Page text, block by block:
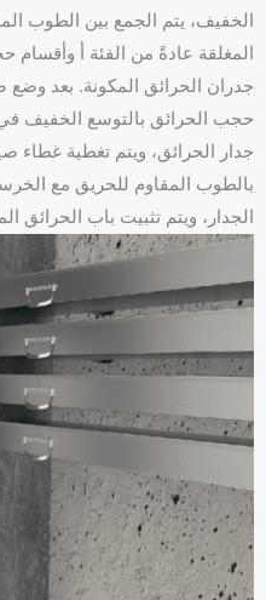
الخفيف، يتم الجمع بين الطوب
المغلقة عادةً من الفئة أ
جدران الحرائق المكونة. بعد وضع
حجب الحرائق بالتوسع الخفيف
جدار الحرائق، ويتم تغطية غطاء
بالطوب المقاوم للحريق مع
الجدار، ويتم تثبيت باب الحرائق